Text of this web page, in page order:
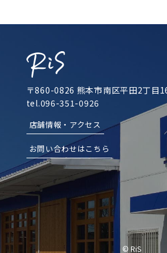
〒860-0826 熊本市南区平田2丁目
tel.096-351-0926
店舗情報・アクセス
お問い合わせはこちら
© RiS